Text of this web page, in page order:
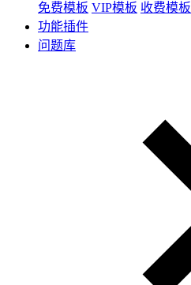
免费模板 VIP模板 收费模板
功能插件
问题库